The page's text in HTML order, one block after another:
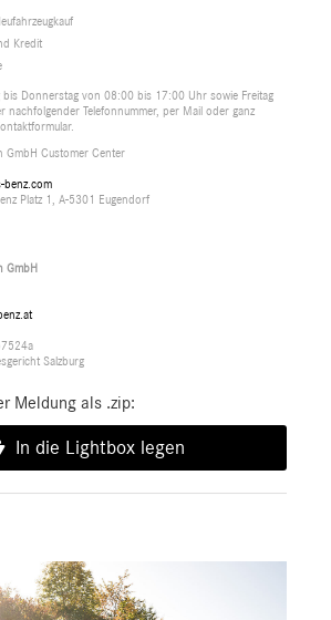
Kredit
bis Donnerstag von 08:00 bis 17:00 Uhr sowie Freitag
Telefonnummer, per Mail oder ganz
GmbH Customer Center
benz.com
Platz 1, A-5301 Eugendorf
GmbH
Salzburg
Meldung als .zip:
In die Lightbox legen